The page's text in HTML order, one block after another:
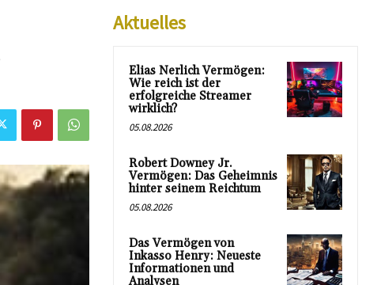
Aktuelles
Elias Nerlich Vermögen:
Wie reich ist der
erfolgreiche Streamer
wirklich?
05.08.2026
Robert Downey Jr.
Vermögen: Das Geheimnis
hinter seinem Reichtum
05.08.2026
Das Vermögen von
Inkasso Henry: Neueste
Informationen und
Analysen